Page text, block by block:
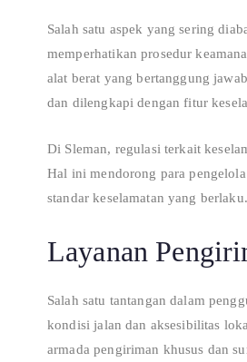
Salah satu aspek yang sering
memperhatikan prosedur
alat berat yang bertanggung
dan dilengkapi dengan fitur
Di Sleman, regulasi terkait
Hal ini mendorong para
standar keselamatan yang berlaku.
Layanan
Salah satu tantangan dalam
kondisi jalan dan aksesibilitas
armada pengiriman khusus dan